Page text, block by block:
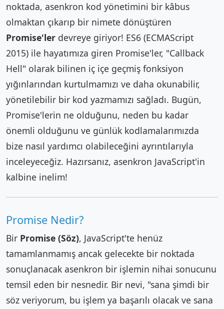
noktada, asenkron kod yönetimini bir kâbus
olmaktan çıkarıp bir nimete dönüştüren
Promise'ler devreye giriyor! ES6 (ECMAScript
2015) ile hayatımıza giren Promise'ler, "Callback
Hell" olarak bilinen iç içe geçmiş fonksiyon
yığınlarından kurtulmamızı ve daha okunabilir,
yönetilebilir bir kod yazmamızı sağladı. Bugün,
Promise'lerin ne olduğunu, neden bu kadar
önemli olduğunu ve günlük kodlamalarımızda
bize nasıl yardımcı olabileceğini ayrıntılarıyla
inceleyeceğiz. Hazırsanız, asenkron JavaScript'in
kalbine inelim!
Promise Nedir?
Bir Promise (Söz), JavaScript'te henüz
tamamlanmamış ancak gelecekte bir noktada
sonuçlanacak asenkron bir işlemin nihai sonucunu
temsil eden bir nesnedir. Bir nevi, "sana şimdi bir
söz veriyorum, bu işlem ya başarılı olacak ve sana